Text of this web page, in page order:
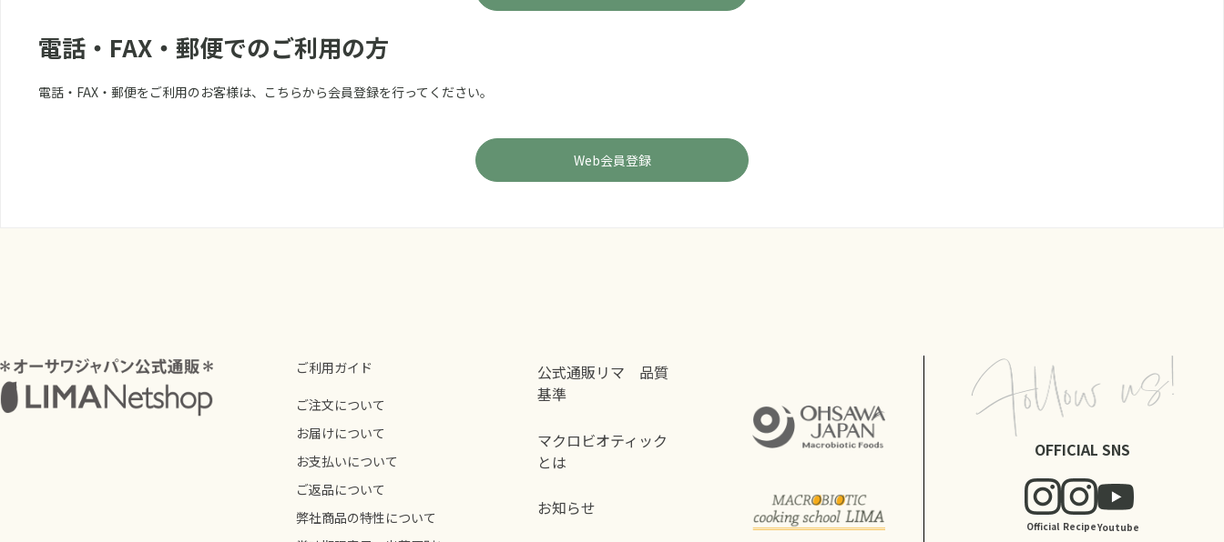
電話・FAX・郵便でのご利用の方
電話・FAX・郵便をご利用のお客様は、こちらから会員登録を行ってください。
ご利用ガイド
ご注文について
お届けについて
お支払いについて
ご返品について
弊社商品の特性について
公式通販リマ 品質
基準
マクロビオティック
とは
お知らせ
OFFICIAL SNS
Official RecipeYoutube